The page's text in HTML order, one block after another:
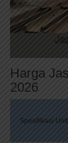
Harga
2026
Spesifikasi Unit